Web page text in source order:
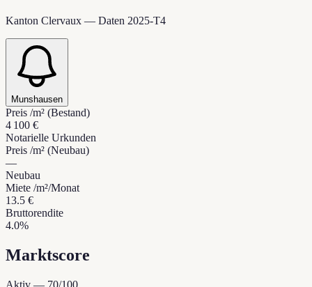
Kanton Clervaux — Daten 2025-T4
Munshausen
Preis /m² (Bestand)
4 100 €
Notarielle Urkunden
Preis /m² (Neubau)
—
Neubau
Miete /m²/Monat
13.5 €
Bruttorendite
4.0%
Marktscore
Aktiv — 70/100